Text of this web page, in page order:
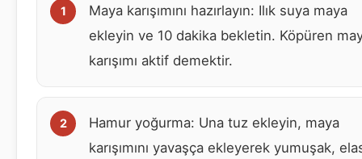
Maya karışımını hazırlayın: Ilık suya maya
ekleyin ve 10 dakika bekletin. Köpüren
karışımı aktif demektir.
Hamur yoğurma: Una tuz ekleyin, maya
karışımını yavaşça ekleyerek yumuşak,